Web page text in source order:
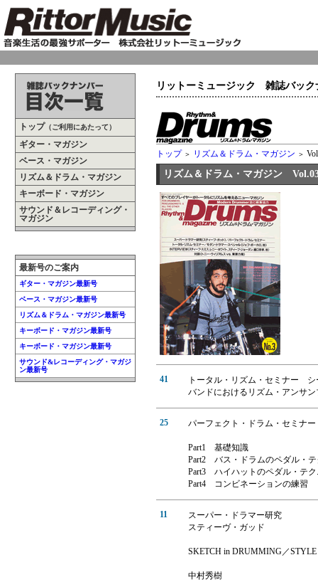
トップ （ご利用にあたって）
ギター・マガジン
ベース・マガジン
リズム＆ドラム・マガジン
キーボード・マガジン
サウンド＆レコーディング・
マガジン
最新号のご案内
ギター・マガジン最新号
ベース・マガジン最新号
リズム＆ドラム・マガジン最新号
キーボード・マガジン最新号
キーボード・マガジン最新号
サウンド&レコーディング・マガジ
ン最新号
リットーミュージック 雑誌バック
トップ ＞ リズム＆ドラム・マガジン ＞
リズム＆ドラム・マガジン
41
トータル・リズム・セミナー
バンドにおけるリズム・アンサ
25 パーフェクト・ドラム・セミナ
Part1 基礎知識
Part2 バス・ドラムのペダル・テ
Part3 ハイハットのペダル・テク
Part4 コンビネーションの練習
11
スーパー・ドラマー研究
スティーヴ・ガッド
SKETCH in DRUMMING／
中村秀樹